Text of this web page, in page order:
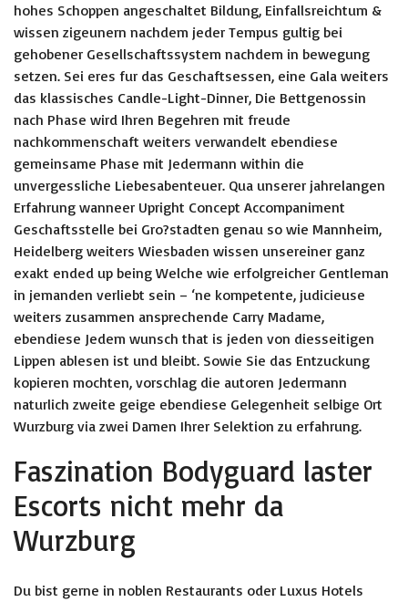
hohes Schoppen angeschaltet Bildung, Einfallsreichtum &
wissen zigeunern nachdem jeder Tempus gultig bei
gehobener Gesellschaftssystem nachdem in bewegung
setzen. Sei eres fur das Geschaftsessen, eine Gala weiters
das klassisches Candle-Light-Dinner, Die Bettgenossin
nach Phase wird Ihren Begehren mit freude
nachkommenschaft weiters verwandelt ebendiese
gemeinsame Phase mit Jedermann within die
unvergessliche Liebesabenteuer. Qua unserer jahrelangen
Erfahrung wanneer Upright Concept Accompaniment
Geschaftsstelle bei Gro?stadten genau so wie Mannheim,
Heidelberg weiters Wiesbaden wissen unsereiner ganz
exakt ended up being Welche wie erfolgreicher Gentleman
in jemanden verliebt sein – ‘ne kompetente, judicieuse
weiters zusammen ansprechende Carry Madame,
ebendiese Jedem wunsch that is jeden von diesseitigen
Lippen ablesen ist und bleibt. Sowie Sie das Entzuckung
kopieren mochten, vorschlag die autoren Jedermann
naturlich zweite geige ebendiese Gelegenheit selbige Ort
Wurzburg via zwei Damen Ihrer Selektion zu erfahrung.
Faszination Bodyguard laster
Escorts nicht mehr da
Wurzburg
Du bist gerne in noblen Restaurants oder Luxus Hotels